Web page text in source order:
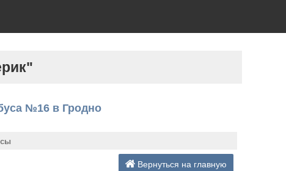
№16 в Гродно
Вернуться на главную